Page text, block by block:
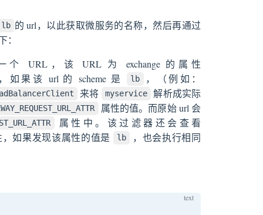
lb 的 url，以此获取微服务的名称，然后再通过
个 URL，该 URL 为 exchange 的属性
如果该 url 的 scheme 是 lb ，（例如：
来将 myservice
解析成实际
属性的值。而原始 url 会
属性中。该过滤器还会查看
，如果发现该属性的值是 lb
，也会执行相同